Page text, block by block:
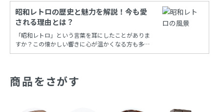
昭和レトロの歴史と魅力を解説！今も愛
される理由とは？
「昭和レトロ」という言葉を耳にしたことがありま
すか？この懐かしい響きに心が温かくなる方も多い
でしょう。昭和時代の風情を再現し、今も多くの
す。
商品をさがす